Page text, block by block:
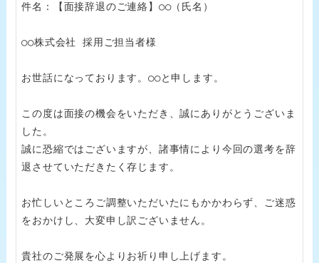
件名：【面接辞退のご連絡】○○（氏名）
○○株式会社 採用ご担当者様
お世話になっております。○○と申します。
この度は面接の機会をいただき、誠にありがとうございま
した。
誠に恐縮ではございますが、諸事情により今回の選考を辞
退させていただきたく存じます。
お忙しいところご調整いただいたにもかかわらず、ご迷惑
をおかけし、大変申し訳ございません。
貴社のご発展を心よりお祈り申し上げます。